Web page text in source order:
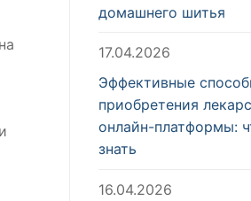
домашнего шитья
17.04.2026
Эффективные
приобретения
онлайн-платформы:
знать
16.04.2026